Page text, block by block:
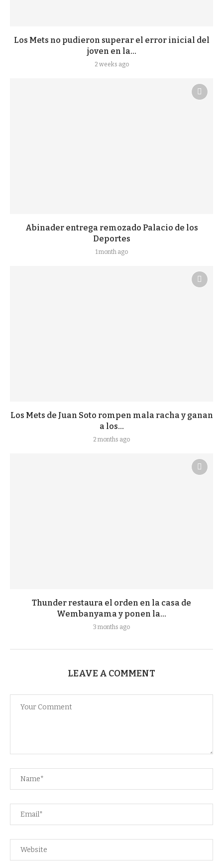
Los Mets no pudieron superar el error inicial del
joven en la...
2 weeks ago
Abinader entrega remozado Palacio de los
Deportes
1 month ago
Los Mets de Juan Soto rompen mala racha y ganan
a los...
2 months ago
Thunder restaura el orden en la casa de
Wembanyama y ponen la...
3 months ago
LEAVE A COMMENT